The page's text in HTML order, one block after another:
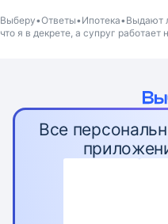
Выберу Ответы Ипотека Выдают
что я в декрете, а супруг работает
Все